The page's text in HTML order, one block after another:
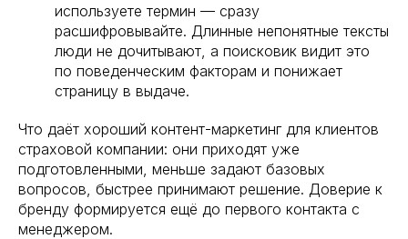
используете термин — сразу
расшифровывайте. Длинные непонятные тексты
люди не дочитывают, а поисковик видит это
по поведенческим факторам и понижает
страницу в выдаче.
Что даёт хороший контент-маркетинг для клиентов
страховой компании: они приходят уже
подготовленными, меньше задают базовых
вопросов, быстрее принимают решение. Доверие к
бренду формируется ещё до первого контакта с
менеджером.